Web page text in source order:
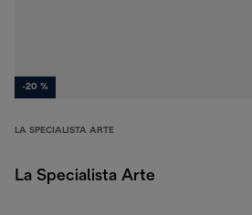
-20 %
LA SPECIALISTA ARTE
La Specialista Arte